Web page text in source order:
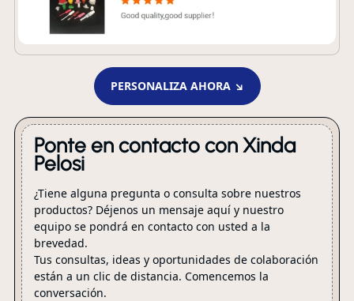
PERSONALIZA AHORA ↘
Ponte en contacto con Xinda
Pelosi
¿Tiene alguna pregunta o consulta sobre nuestros
productos? Déjenos un mensaje aquí y nuestro
equipo se pondrá en contacto con usted a la
brevedad.
Tus consultas, ideas y oportunidades de colaboración
están a un clic de distancia. Comencemos la
conversación.